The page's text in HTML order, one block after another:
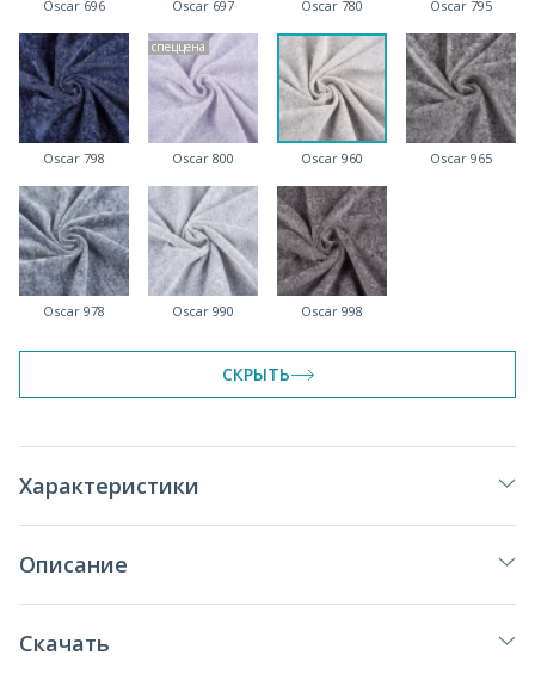
Oscar 696 Oscar 697 Oscar 780 Oscar 795
Oscar 798
спеццена
Oscar 800 Oscar 960 Oscar 965
Oscar 978 Oscar 990 Oscar 998
СКРЫТЬ
Характеристики
Описание
Скачать